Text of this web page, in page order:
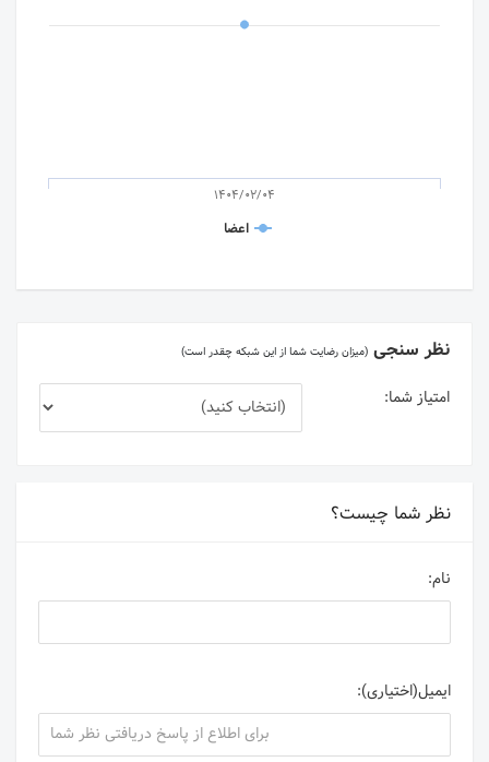
اعضا
1404/02/04
نظر سنجی (میزان رضایت شما از این شبکه چقدر است)
امتیاز شما:
نظر شما چیست؟
نام:
ایمیل(اختیاری):